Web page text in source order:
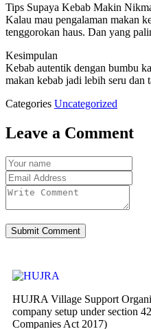
Tips Supaya Kebab Makin
Kalau mau pengalaman makan
tenggorokan haus. Dan yang
Kesimpulan
Kebab autentik dengan bumbu
makan kebab jadi lebih seru dan
Categories Uncategorized
Leave a Comment
Submit Comment
HUJRA Village Support
company setup under section
Companies Act 2017)